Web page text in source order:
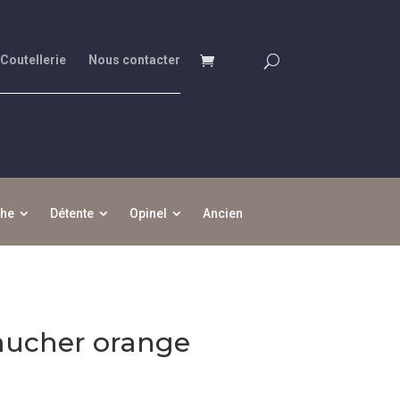
Coutellerie Nous contacter
Détente Opinel Ancien
orange